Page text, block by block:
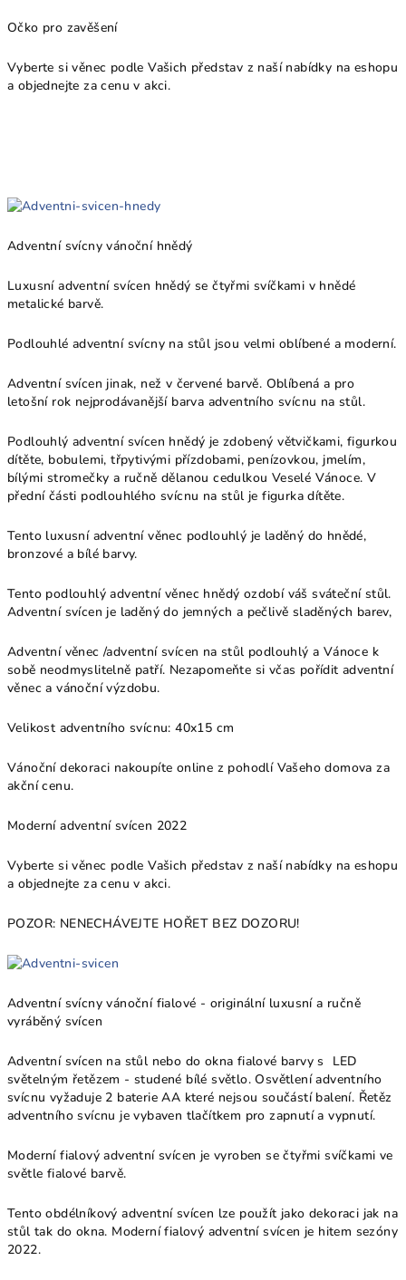
Očko pro zavěšení
Vyberte si věnec podle Vašich představ z naší nabídky na eshopu
a objednejte za cenu v akci.
Adventní svícny vánoční hnědý
Luxusní adventní svícen hnědý se čtyřmi svíčkami v hnědé
metalické barvě.
Podlouhlé adventní svícny na stůl jsou velmi oblíbené a moderní.
Adventní svícen jinak, než v červené barvě. Oblíbená a pro
letošní rok nejprodávanější barva adventního svícnu na stůl.
Podlouhlý adventní svícen hnědý je zdobený větvičkami, figurkou
dítěte, bobulemi, třpytivými přízdobami, penízovkou, jmelím,
bílými stromečky a ručně dělanou cedulkou Veselé Vánoce. V
přední části podlouhlého svícnu na stůl je figurka dítěte.
Tento luxusní adventní věnec podlouhlý je laděný do hnědé,
bronzové a bílé barvy.
Tento podlouhlý adventní věnec hnědý ozdobí váš sváteční stůl.
Adventní svícen je laděný do jemných a pečlivě sladěných barev,
Adventní věnec /adventní svícen na stůl podlouhlý a Vánoce k
sobě neodmyslitelně patří. Nezapomeňte si včas pořídit adventní
věnec a vánoční výzdobu.
Velikost adventního svícnu: 40x15 cm
Vánoční dekoraci nakoupíte online z pohodlí Vašeho domova za
akční cenu.
Moderní adventní svícen 2022
Vyberte si věnec podle Vašich představ z naší nabídky na eshopu
a objednejte za cenu v akci.
POZOR: NENECHÁVEJTE HOŘET BEZ DOZORU!
Adventní svícny vánoční fialové - originální luxusní a ručně
vyráběný svícen
Adventní svícen na stůl nebo do okna fialové barvy s LED
světelným řetězem - studené bílé světlo. Osvětlení adventního
svícnu vyžaduje 2 baterie AA které nejsou součástí balení. Řetěz
adventního svícnu je vybaven tlačítkem pro zapnutí a vypnutí.
Moderní fialový adventní svícen je vyroben se čtyřmi svíčkami ve
světle fialové barvě.
Tento obdélníkový adventní svícen lze použít jako dekoraci jak na
stůl tak do okna. Moderní fialový adventní svícen je hitem sezóny
2022.